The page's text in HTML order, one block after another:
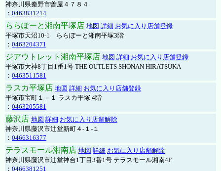
神奈川県秦野市曽屋４７８４
： 0463831214
ららぽーと湘南平塚店 地図 詳細 お気に入り店舗登録
平塚市天沼10-1 ららぽーと湘南平塚3階
： 0463204371
ジアウトレット湘南平塚店 地図 詳細 お気に入り店舗登録
平塚市大神8丁目1番1号 THE OUTLETS SHONAN HIRATSUKA
： 0463511581
ラスカ平塚店 地図 詳細 お気に入り店舗登録
平塚市宝町１－１ ラスカ平塚 4階
： 0463205581
藤沢店 地図 詳細 お気に入り店舗解除
神奈川県藤沢市辻堂新町４-１-１
： 0466316377
テラスモール湘南店 地図 詳細 お気に入り店舗解除
神奈川県藤沢市辻堂神台1丁目3番1号 テラスモール湘南4F
： 0466381251